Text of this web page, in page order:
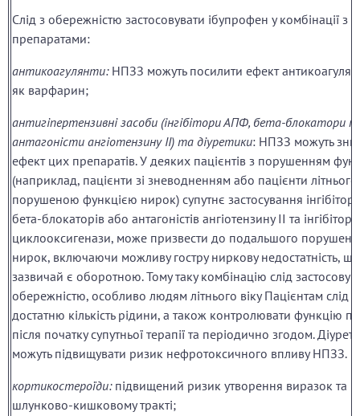
Слід з обережністю застосовувати ібупрофен у комбінації з
препаратами:
антикоагулянти: НПЗЗ можуть посилити ефект
як варфарин;
антигіпертензивні засоби (інгібітори АПФ, бета-блокатори
антагоністи ангіотензину II) та діуретики: НПЗЗ можуть
ефект цих препаратів. У деяких пацієнтів з порушенням
(наприклад, пацієнти зі зневодненням або пацієнти літнього
порушеною функцією нирок) супутнє застосування
бета-блокаторів або антагоністів ангіотензину ІІ та
циклооксигенази, може призвести до подальшого
нирок, включаючи можливу гостру ниркову недостатність, що
зазвичай є оборотною. Тому таку комбінацію слід
обережністю, особливо людям літнього віку Пацієнтам слід
достатню кількість рідини, а також контролювати функцію
після початку супутньої терапії та періодично згодом.
можуть підвищувати ризик нефротоксичного впливу НПЗЗ.
кортикостероїди: підвищений ризик утворення виразок та
шлунково-кишковому тракті;